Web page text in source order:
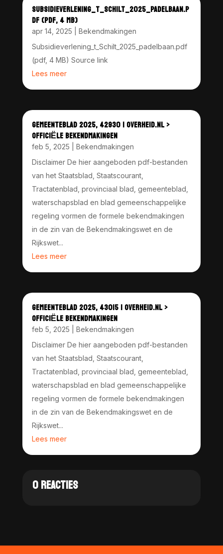
SUBSIDIEVERLENING_T_SCHILT_2025_PADELBAAN.P
DF (PDF, 4 MB)
apr 14, 2025
Bekendmakingen
Subsidieverlening_t_Schilt_2025_padelbaan.pdf
(pdf, 4 MB) Source link
Lees meer
GEMEENTEBLAD 2025, 42930 | OVERHEID.NL >
OFFICIËLE BEKENDMAKINGEN
feb 5, 2025
Bekendmakingen
Disclaimer De hier aangeboden pdf-bestanden
van het Staatsblad, Staatscourant,
Tractatenblad, provinciaal blad, gemeenteblad,
waterschapsblad en blad gemeenschappelijke
regeling vormen de formele bekendmakingen
in de zin van de Bekendmakingswet en de
Rijkswet...
Lees meer
GEMEENTEBLAD 2025, 43015 | OVERHEID.NL >
OFFICIËLE BEKENDMAKINGEN
feb 5, 2025
Bekendmakingen
Disclaimer De hier aangeboden pdf-bestanden
van het Staatsblad, Staatscourant,
Tractatenblad, provinciaal blad, gemeenteblad,
waterschapsblad en blad gemeenschappelijke
regeling vormen de formele bekendmakingen
in de zin van de Bekendmakingswet en de
Rijkswet...
Lees meer
0 REACTIES